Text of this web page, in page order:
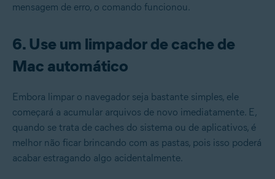
mensagem de erro, o comando funcionou.
6. Use um limpador de cache de
Mac automático
Embora limpar o navegador seja bastante simples, ele
começará a acumular arquivos de novo imediatamente. E,
quando se trata de caches do sistema ou de aplicativos, é
melhor não ficar brincando com as pastas, pois isso poderá
acabar estragando algo acidentalmente.